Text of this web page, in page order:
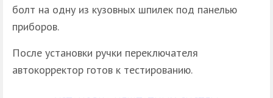
болт на одну из кузовных шпилек под панелью
приборов.
После установки ручки переключателя
автокорректор готов к тестированию.